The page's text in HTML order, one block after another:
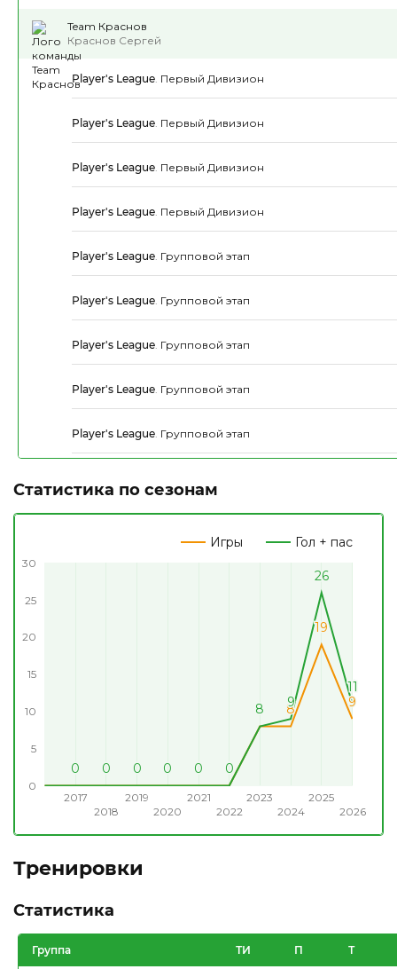
Team Краснов
Краснов Сергей
Player's League. Первый Дивизион
Player's League. Первый Дивизион
Player's League. Первый Дивизион
Player's League. Первый Дивизион
Player's League. Групповой этап
Player's League. Групповой этап
Player's League. Групповой этап
Player's League. Групповой этап
Player's League. Групповой этап
Статистика по сезонам
Игры Гол + пас
2017
2018
2019
2020
2021
2022
2023
2024
2025
2026
0
5
10
15
20
25
30
0
0 0
0 0
0 0
0 0
0 0
0
8
8 8
8
19
19
9
9
0
0 0
0 0
0 0
0 0
0 0
0
8
8 9
9
26
26
11
11
Тренировки
Статистика
Группа ТИ П Т